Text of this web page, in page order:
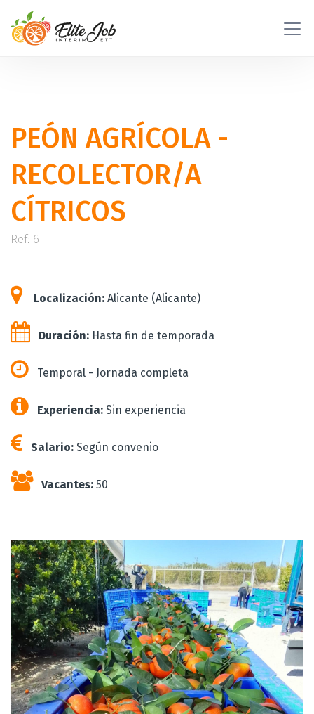
PEÓN AGRÍCOLA -
RECOLECTOR/A
CÍTRICOS
Ref: 6
Localización: Alicante (Alicante)
Duración: Hasta fin de temporada
Temporal - Jornada completa
Experiencia: Sin experiencia
Salario: Según convenio
Vacantes: 50